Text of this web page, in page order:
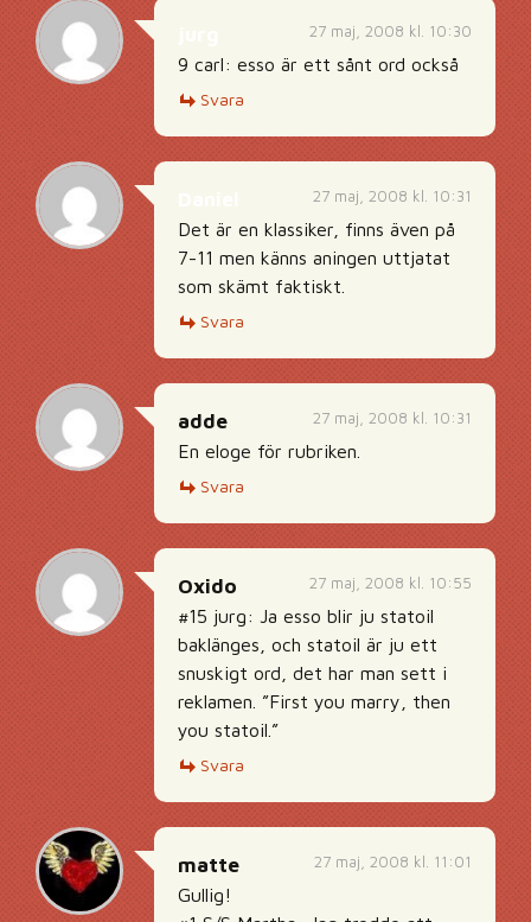
27 maj, 2008 kl. 10:30
9 carl: esso är ett sånt ord också
Svara
27 maj, 2008 kl. 10:31
Det är en klassiker, finns även på
7-11 men känns aningen uttjatat
som skämt faktiskt.
Svara
27 maj, 2008 kl. 10:31
adde
En eloge för rubriken.
Svara
27 maj, 2008 kl. 10:55
Oxido
#15 jurg: Ja esso blir ju statoil
baklänges, och statoil är ju ett
snuskigt ord, det har man sett i
reklamen. ”First you marry, then
you statoil.”
Svara
27 maj, 2008 kl. 11:01
matte
Gullig!